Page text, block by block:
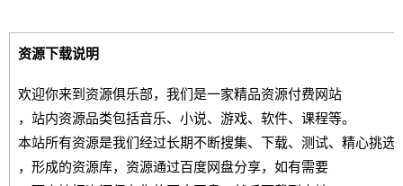
资源下载说明
欢迎你来到资源俱乐部，我们是一家精品资源付费网站
，站内资源品类包括音乐、小说、游戏、软件、课程等。
本站所有资源是我们经过长期不断搜集、下载、测试、精心挑选
，形成的资源库，资源通过百度网盘分享，如有需要